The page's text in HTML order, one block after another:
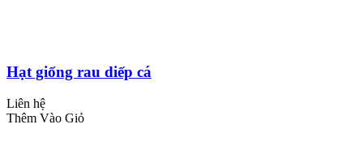
Hạt giống rau diếp cá
Liên hệ
Thêm Vào Giỏ